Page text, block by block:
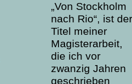
„Von Stockholm
nach Rio“, ist der
Titel meiner
Magisterarbeit,
die ich vor
zwanzig Jahren
geschrieben